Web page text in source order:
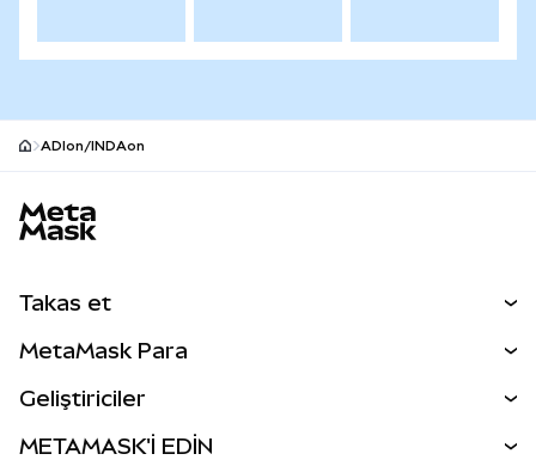
ADIon/INDAon
Takas et
Perps
MetaMask Para
Geliştiriciler
METAMASK'İ EDİN